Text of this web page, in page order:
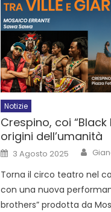
Notizie
Crespino, coi
origini dell’umanità
3 Agosto 2025
Torna il circo teatro nel
con una nuova
brothers” prodotta da